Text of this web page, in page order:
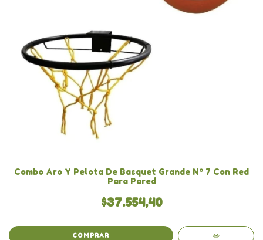
Combo Aro Y Pelota De Basquet Grande Nº 7 Con Red
Para Pared
$37.554,40
COMPRAR